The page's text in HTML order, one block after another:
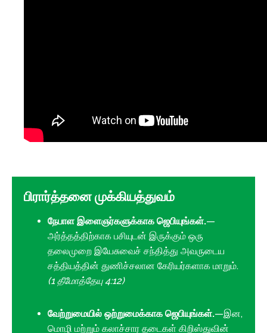
பிரார்த்தனை முக்கியத்துவம்
நேபாள இளைஞர்களுக்காக ஜெபியுங்கள்.—
அர்த்தத்திற்காக பசியுடன் இருக்கும் ஒரு
தலைமுறை இயேசுவைச் சந்தித்து அவருடைய
சத்தியத்தின் துணிச்சலான கேரியர்களாக மாறும்.
(1 தீமோத்தேயு 4:12)
வேற்றுமையில் ஒற்றுமைக்காக ஜெபியுங்கள்.—இன,
மொழி மற்றும் கலாச்சார தடைகள் கிறிஸ்துவின்